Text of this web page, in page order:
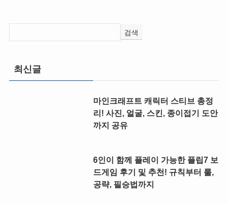
검색
최신글
마인크래프트 캐릭터 스티브 총정
리! 사진, 얼굴, 스킨, 종이접기 도안
까지 공유
6인이 함께 플레이 가능한 플립7 보
드게임 후기 및 추천! 규칙부터 룰,
공략, 필승법까지